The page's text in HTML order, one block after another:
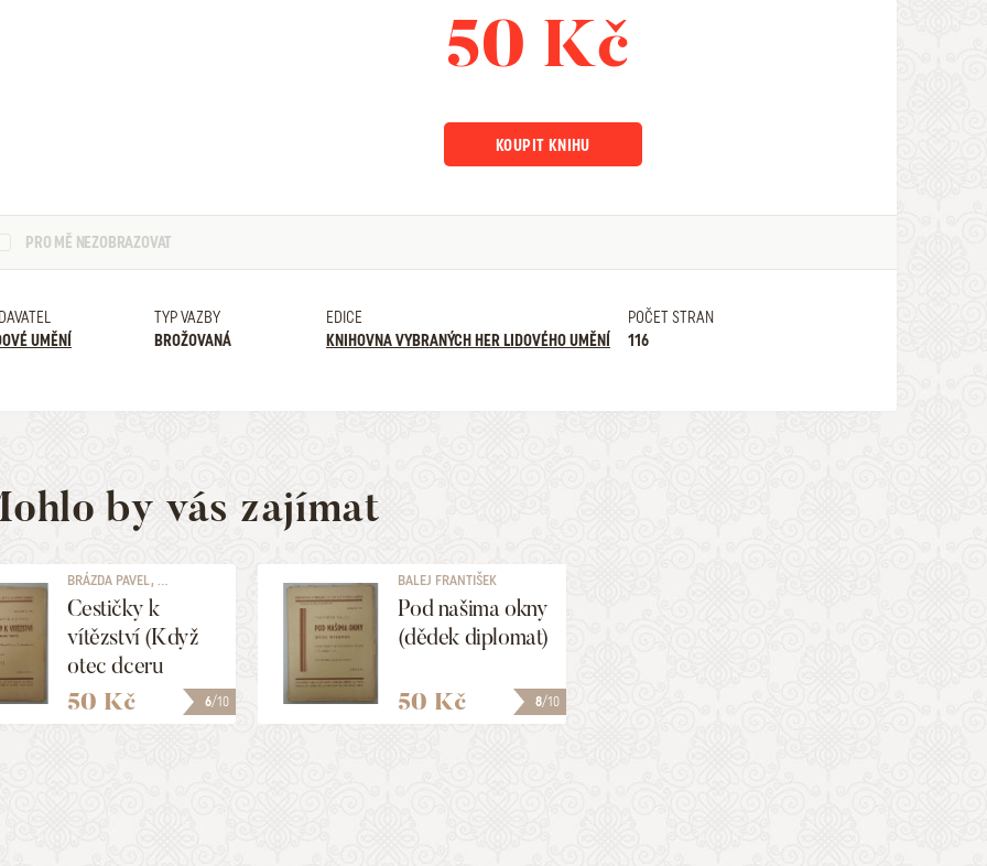
50 Kč
KOUPIT KNIHU
PRO MĚ NEZOBRAZOVAT
UMĚNÍ
TYP VAZBY
BROŽOVANÁ
EDICE
KNIHOVNA VYBRANÝCH HER LIDOVÉHO UMĚNÍ
POČET STRAN
116
by vás zajímat
6/10
BRÁZDA PAVEL, ...
Cestičky k
vítězství (Když
otec dceru
vdává)
50 Kč 8/10
BALEJ FRANTIŠEK
Pod našima okny
(dědek diplomat)
50 Kč